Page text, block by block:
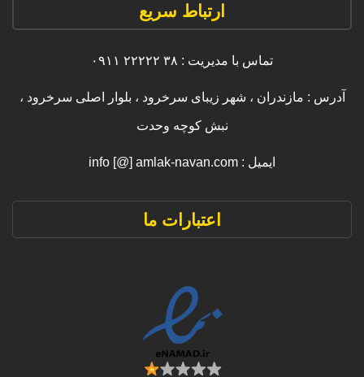
ارتباط سریع
تماس با مدیریت : ۳۸ ۲۲۲۲۲ ۰۹۱۱
آدرس : مازندران ، شهر زیبای سرخرود ، بلوار اصلی سرخرود ،
نبش کوچه وحدت
ایمیل : info [@] amlak-navan.com
اعتبارات ما